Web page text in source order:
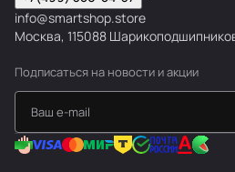
info@smartshop.store
Москва, 115088
Подписаться на новости и акции